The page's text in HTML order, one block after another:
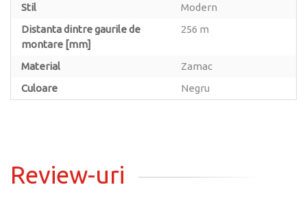
Stil
Modern
Distanta dintre gaurile de
montare [mm]
256 m
Material
Zamac
Culoare
Negru
Review-uri